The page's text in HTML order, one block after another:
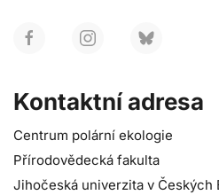
Kontaktní adresa
Centrum polární ekologie
Přírodovědecká fakulta
Jihočeská univerzita v Českých